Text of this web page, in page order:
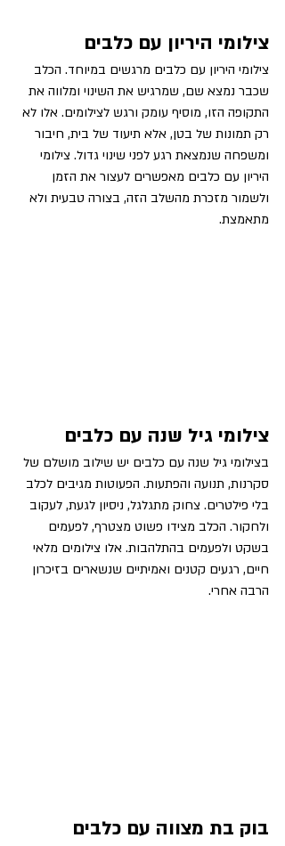
צילומי היריון עם כלבים
צילומי היריון עם כלבים מרגשים במיוחד. הכלב
שכבר נמצא שם, שמרגיש את השינוי ומלווה את
התקופה הזו, מוסיף עומק ורגש לצילומים. אלו לא
רק תמונות של בטן, אלא תיעוד של בית, חיבור
ומשפחה שנמצאת רגע לפני שינוי גדול. צילומי
היריון עם כלבים מאפשרים לעצור את הזמן
ולשמור מזכרת מהשלב הזה, בצורה טבעית ולא
מתאמצת.
צילומי גיל שנה עם כלבים
בצילומי גיל שנה עם כלבים יש שילוב מושלם של
סקרנות, תנועה והפתעות. הפעוטות מגיבים לכלב
בלי פילטרים. צחוק מתגלגל, ניסיון לגעת, לעקוב
ולחקור. הכלב מצידו פשוט מצטרף, לפעמים
בשקט ולפעמים בהתלהבות. אלו צילומים מלאי
חיים, רגעים קטנים ואמיתיים שנשארים בזיכרון
הרבה אחרי.
בוק בת מצווה עם כלבים